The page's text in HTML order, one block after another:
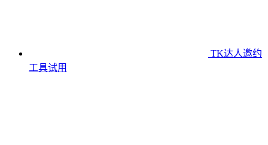
TK达人邀约
工具试用